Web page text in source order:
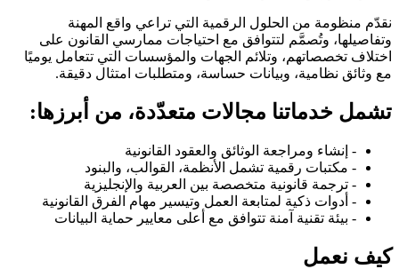
نقدّم منظومة من الحلول الرقمية التي تراعي واقع المهنة
وتفاصيلها، وتُصمَّم لتتوافق مع احتياجات ممارسي القانون على
اختلاف تخصصاتهم، وتلائم الجهات والمؤسسات التي تتعامل يوميًا
مع وثائق نظامية، وبيانات حساسة، ومتطلبات امتثال دقيقة.
تشمل خدماتنا مجالات متعدّدة، من أبرزها:
- إنشاء ومراجعة الوثائق والعقود القانونية
- مكتبات رقمية تشمل الأنظمة، القوالب، والبنود
- ترجمة قانونية متخصصة بين العربية والإنجليزية
- أدوات ذكية لمتابعة العمل وتيسير مهام الفرق القانونية
- بيئة تقنية آمنة تتوافق مع أعلى معايير حماية البيانات
كيف نعمل